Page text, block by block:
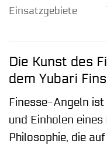
Einsatzgebiete
Die Kunst des
dem Yubari
Finesse-Angeln
und Einholen
Philosophie, die